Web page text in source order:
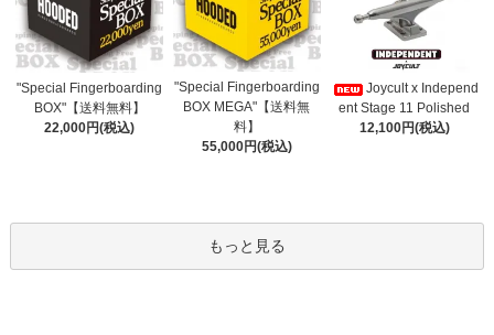
"Special Fingerboarding
BOX"【送料無料】
22,000円(税込)
"Special Fingerboarding
BOX MEGA"【送料無
料】
55,000円(税込)
Joycult x Independ
ent Stage 11 Polished
12,100円(税込)
もっと見る